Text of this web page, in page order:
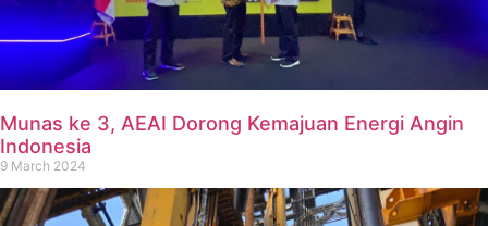
Munas ke 3, AEAI Dorong Kemajuan Energi Angin
Indonesia
9 March 2024